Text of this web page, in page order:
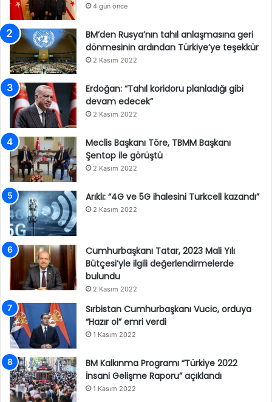
4 gün önce
BM’den Rusya’nın tahıl anlaşmasına geri
dönmesinin ardından Türkiye’ye teşekkür
2 Kasım 2022
Erdoğan: “Tahıl koridoru planladığı gibi
devam edecek”
2 Kasım 2022
Meclis Başkanı Töre, TBMM Başkanı
Şentop ile görüştü
2 Kasım 2022
Arıklı: “4G ve 5G ihalesini Turkcell kazandı”
2 Kasım 2022
Cumhurbaşkanı Tatar, 2023 Mali Yılı
Bütçesi’yle ilgili değerlendirmelerde
bulundu
2 Kasım 2022
Sırbistan Cumhurbaşkanı Vucic, orduya
“Hazır ol” emri verdi
1 Kasım 2022
BM Kalkınma Programı “Türkiye 2022
İnsani Gelişme Raporu” açıklandı
1 Kasım 2022